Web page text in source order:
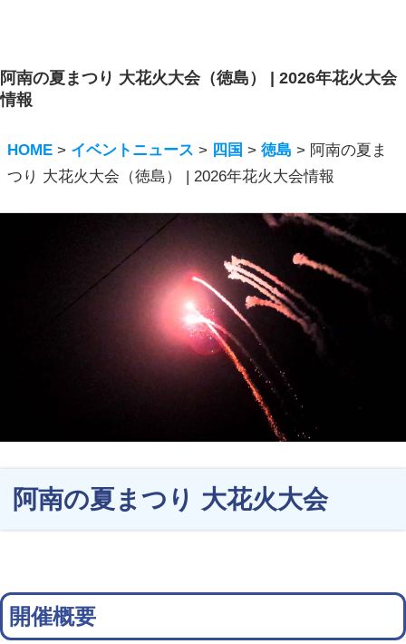
阿南の夏まつり 大花火大会（徳島） | 2026年花火大会
情報
HOME > イベントニュース > 四国 >徳島 > 阿南の夏ま
つり 大花火大会（徳島） | 2026年花火大会情報
阿南の夏まつり 大花火大会
開催概要